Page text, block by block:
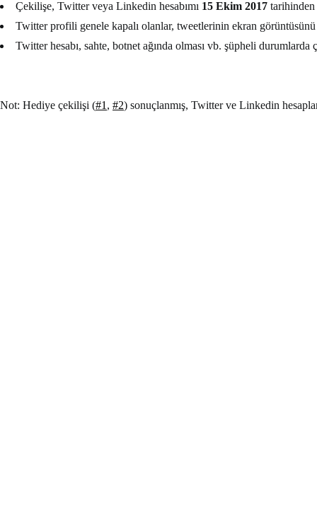
Çekilişe, Twitter veya Linkedin hesabımı 15 Ekim 2017 tarihinden
Twitter profili genele kapalı olanlar, tweetlerinin ekran
Twitter hesabı, sahte, botnet ağında olması vb. şüpheli
Not: Hediye çekilişi (#1 , #2) sonuçlanmış, Twitter ve Linkedin